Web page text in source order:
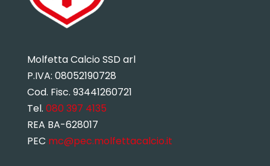
Molfetta Calcio SSD arl
P.IVA: 08052190728
Cod. Fisc. 93441260721
Tel. 080 397 4135
REA BA-628017
PEC mc@pec.molfettacalcio.it